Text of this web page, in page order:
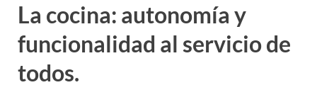
La cocina: autonomía y
funcionalidad al servicio de
todos.